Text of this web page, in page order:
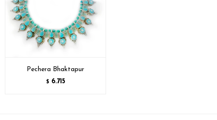
Pechera Bhaktapur
$ 6.715